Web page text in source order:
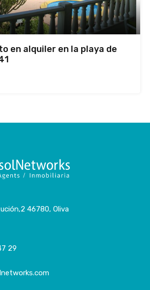
en alquiler en la playa de
46780, Oliva
29